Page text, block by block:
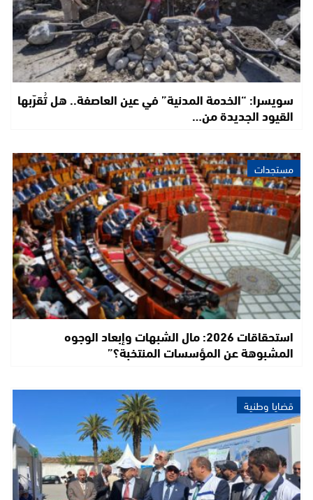
سويسرا: “الخدمة المدنية” في عين العاصفة.. هل تُقرّبها
القيود الجديدة من…
مستجدات
استحقاقات 2026: مال الشبهات وإبعاد الوجوه
المشبوهة عن المؤسسات المنتخبة؟”
قضايا وطنية